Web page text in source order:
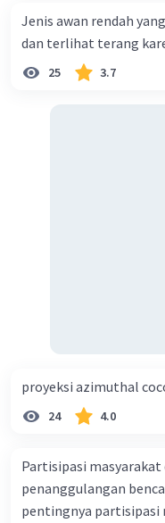
Jenis awan rendah
dan terlihat terang
25 3.7
proyeksi azimuthal
24 4.0
Partisipasi
penanggulangan
pentingnya partisipasi